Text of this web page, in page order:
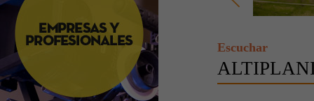
Escuchar